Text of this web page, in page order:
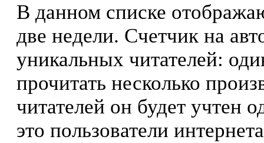
В данном списке
две недели. Счетчик на
уникальных читателей:
прочитать несколько
читателей он будет учтен
это пользователи